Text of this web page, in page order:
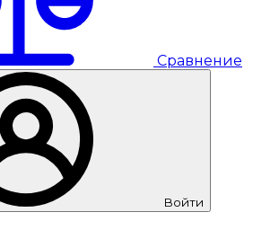
Сравнение
Войти